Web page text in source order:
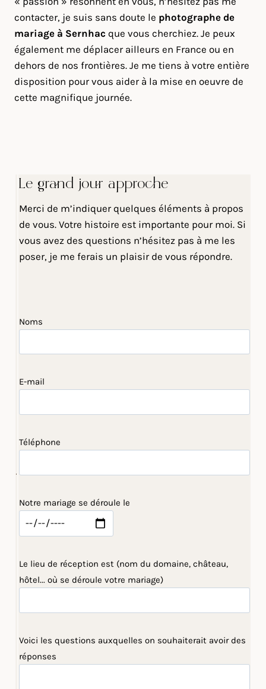
contacter, je suis sans doute le photographe de
mariage à Sernhac que vous cherchiez. Je peux
également me déplacer ailleurs en France ou en
dehors de nos frontières. Je me tiens à votre entière
disposition pour vous aider à la mise en oeuvre de
cette magnifique journée.
Le grand jour approche
Merci de m’indiquer quelques éléments à propos
de vous. Votre histoire est importante pour moi. Si
vous avez des questions n’hésitez pas à me les
poser, je me ferais un plaisir de vous répondre.
Noms
E-mail
Téléphone
Notre mariage se déroule le
Le lieu de réception est (nom du domaine, château,
hôtel... où se déroule votre mariage)
Voici les questions auxquelles on souhaiterait avoir des
réponses